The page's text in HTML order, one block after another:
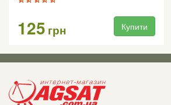
125 грн Купити